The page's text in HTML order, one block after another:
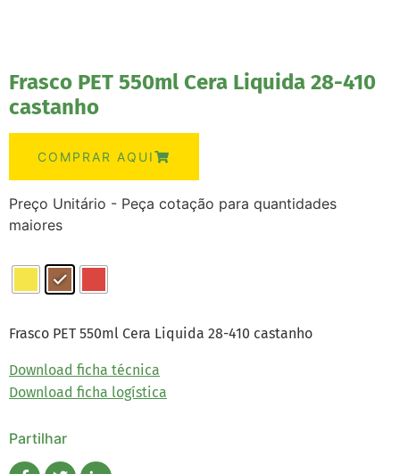
Frasco PET 550ml Cera Liquida 28-410
castanho
COMPRAR AQUI
Preço Unitário - Peça cotação para quantidades
maiores
Frasco PET 550ml Cera Liquida 28-410 castanho
Download ficha técnica
Download ficha logística
Partilhar